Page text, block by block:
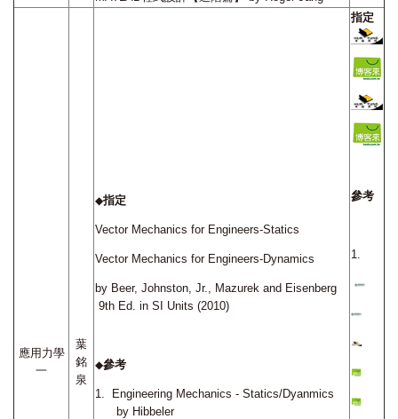
應用力學
一
葉
銘
泉
◆指定
Vector Mechanics for Engineers-Statics
Vector Mechanics for Engineers-Dynamics
by Beer, Johnston, Jr., Mazurek and Eisenberg
9th Ed. in SI Units (2010)
◆參考
1.
Engineering Mechanics - Statics/Dyanmics
by Hibbeler
指定
參考
1.